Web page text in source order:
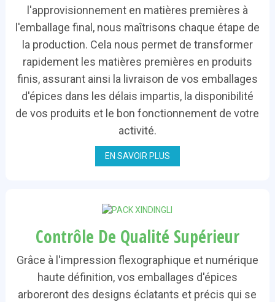
l'approvisionnement en matières premières à
l'emballage final, nous maîtrisons chaque étape de
la production. Cela nous permet de transformer
rapidement les matières premières en produits
finis, assurant ainsi la livraison de vos emballages
d'épices dans les délais impartis, la disponibilité
de vos produits et le bon fonctionnement de votre
activité.
EN SAVOIR PLUS
Contrôle De Qualité Supérieur
Grâce à l'impression flexographique et numérique
haute définition, vos emballages d'épices
arboreront des designs éclatants et précis qui se